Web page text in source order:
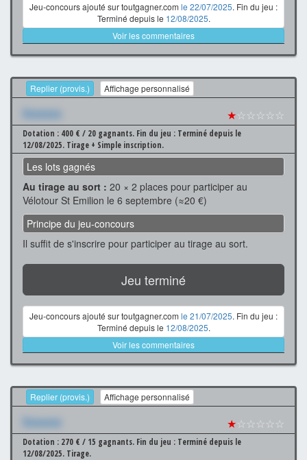
Jeu-concours ajouté sur toutgagner.com le 22/07/2025. Fin du jeu :
Terminé depuis le 12/08/2025.
Voir les commentaires
Replier (provis.) Affichage personnalisé
Xxxxxxx ★☆☆☆☆☆
Dotation : 400 € / 20 gagnants. Fin du jeu : Terminé depuis le
12/08/2025. Tirage + Simple inscription.
Les lots gagnés
Au tirage au sort : 20 × 2 places pour participer au
Vélotour St Emilion le 6 septembre (≈20 €)
Principe du jeu-concours
Il suffit de s'inscrire pour participer au tirage au sort.
Jeu terminé
Jeu-concours ajouté sur toutgagner.com le 21/07/2025. Fin du jeu :
Terminé depuis le 12/08/2025.
Voir les commentaires
Replier (provis.) Affichage personnalisé
Xxxxxxx ★☆☆☆☆☆
Dotation : 270 € / 15 gagnants. Fin du jeu : Terminé depuis le
12/08/2025. Tirage.